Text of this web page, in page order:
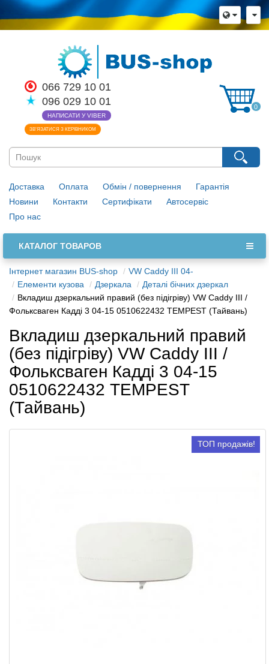
066 729 10 01
096 029 10 01
НАПИСАТИ У VIBER
ЗВ’ЯЗАТИСЯ З КЕРІВНИКОМ
0
Доставка Оплата Обмін / повернення
Гарантія
Новини
Контакти Сертифікати
Автосервіс
Про нас
КАТАЛОГ ТОВАРОВ
Інтернет магазин BUS-shop
VW Caddy III 04-
Елементи кузова
Дзеркала
Деталі бічних дзеркал
Вкладиш дзеркальний правий (без підігріву) VW Caddy III /
Фольксваген Кадді 3 04-15 0510622432 TEMPEST (Тайвань)
Вкладиш дзеркальний правий
(без підігріву) VW Caddy III /
Фольксваген Кадді 3 04-15
0510622432 TEMPEST
(Тайвань)
ТОП продажів!